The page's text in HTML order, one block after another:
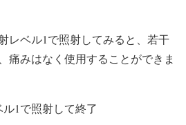
レベル1で照射してみると、若干
痛みはなく使用することができま
1で照射して終了